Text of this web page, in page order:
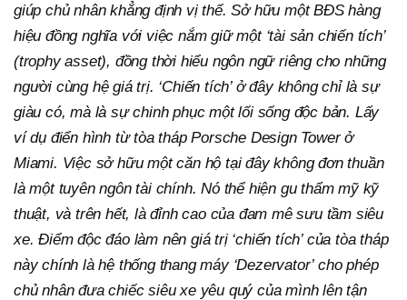
giúp chủ nhân khẳng định vị thế. Sở hữu một BĐS hàng
hiệu đồng nghĩa với việc nắm giữ một ‘tài sản chiến tích’
(trophy asset), đồng thời hiểu ngôn ngữ riêng cho những
người cùng hệ giá trị. ‘Chiến tích’ ở đây không chỉ là sự
giàu có, mà là sự chinh phục một lối sống độc bản. Lấy
ví dụ điển hình từ tòa tháp Porsche Design Tower ở
Miami. Việc sở hữu một căn hộ tại đây không đơn thuần
là một tuyên ngôn tài chính. Nó thể hiện gu thẩm mỹ kỹ
thuật, và trên hết, là đỉnh cao của đam mê sưu tầm siêu
xe. Điểm độc đáo làm nên giá trị ‘chiến tích’ của tòa tháp
này chính là hệ thống thang máy ‘Dezervator’ cho phép
chủ nhân đưa chiếc siêu xe yêu quý của mình lên tận